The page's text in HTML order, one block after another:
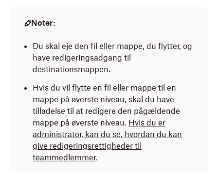
Noter:
Du skal eje den fil eller mappe, du flytter, og
have redigeringsadgang til
destinationsmappen.
Hvis du vil flytte en fil eller mappe til en
mappe på øverste niveau, skal du have
tilladelse til at redigere den pågældende
mappe på øverste niveau. Hvis du er
administrator, kan du se, hvordan du kan
give redigeringsrettigheder til
teammedlemmer.